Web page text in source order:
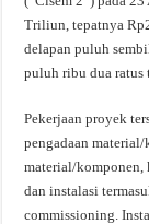
Triliun, tepatnya
delapan puluh
puluh ribu dua
Pekerjaan proyek
pengadaan
material/komponen,
dan instalasi
commissioning.